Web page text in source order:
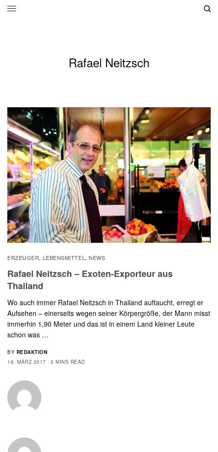
Rafael Neitzsch
ERZEUGER, LEBENSMITTEL,NEWS
Rafael Neitzsch – Exoten-Exporteur aus
Thailand
Wo auch immer Rafael Neitzsch in Thailand auftaucht, erregt er
Aufsehen – einerseits wegen seiner Körpergröße, der Mann misst
immerhin 1,90 Meter und das ist in einem Land kleiner Leute
schon was …
BY REDAKTION
16. MÄRZ 2017
2 MINS READ